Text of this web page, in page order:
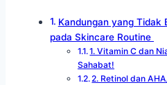
Kandungan yang Tidak
pada Skincare Routine
1. Vitamin C dan
Sahabat!
2. Retinol dan